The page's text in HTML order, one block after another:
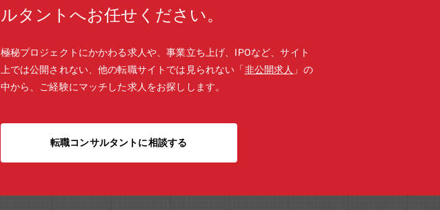
ルタントへお任せください。
極秘プロジェクトにかかわる求人や、事業立ち上げ、IPOなど、サイト
上では公開されない、他の転職サイトでは見られない「非公開求人 」の
中から、ご経験にマッチした求人をお探しします。
転職コンサルタントに相談する